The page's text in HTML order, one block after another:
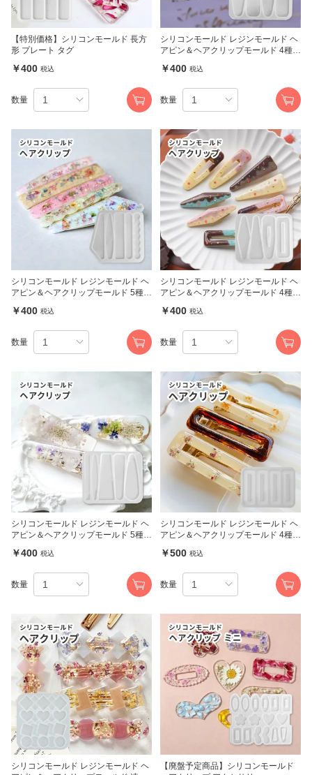
【特別価格】シリコンモールド 長方
形 プレート タグ
￥400 税込
数量
シリコンモールド レジンモールド ヘ
アピン＆ヘアクリップモールド 4種
￥400 税込
数量
シリコンモールド レジンモールド ヘ
アピン＆ヘアクリップモールド 5種
￥400 税込
数量
シリコンモールド レジンモールド ヘ
アピン＆ヘアクリップモールド 4種
￥400 税込
数量
シリコンモールド レジンモールド ヘ
アピン＆ヘアクリップモールド 5種
￥400 税込
数量
シリコンモールド レジンモールド ヘ
アピン＆ヘアクリップモールド 4種
￥500 税込
数量
シリコンモールド レジンモールド ヘ
【廃盤予定商品】シリコンモールド